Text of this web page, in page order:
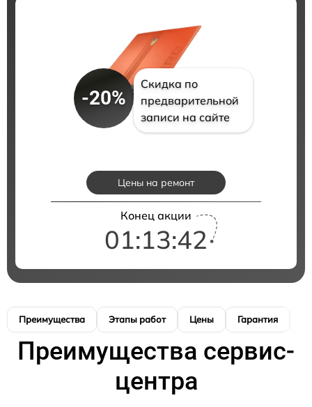
-20%
Скидка по
предварительной
записи на сайте
Цены на ремонт
Конец акции
01:13:41
Преимущества Этапы работ Цены Гарантия
Преимущества сервис-
центра